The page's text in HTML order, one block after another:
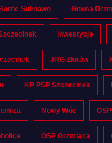
Sulinowo Gmina
Inwestycje
JRG Złotów
KP PSP Szczecinek
Nowy Wóz OSP
OSP Grzmiąca